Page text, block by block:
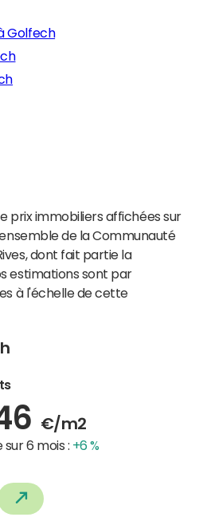
Golfech
prix immobiliers affichées sur
de la Communauté
dont fait partie la
estimations sont par
à l'échelle de cette
€/m2
6 mois : +6 %